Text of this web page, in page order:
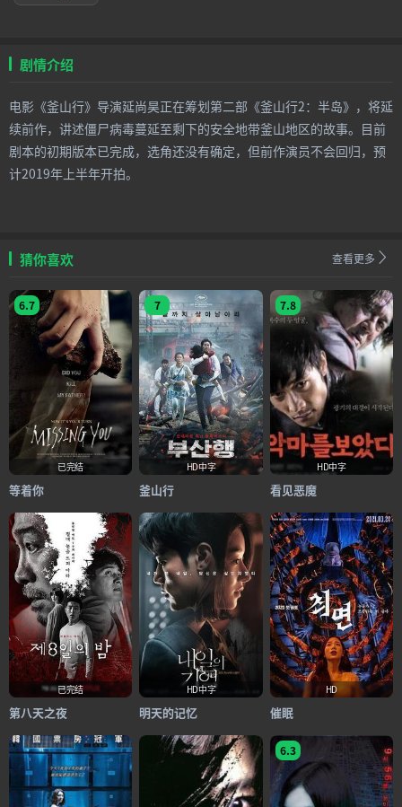
剧情介绍
电影《釜山行》导演延尚昊正在筹划第二部《釜山行2：半岛》，将延
续前作，讲述僵尸病毒蔓延至剩下的安全地带釜山地区的故事。目前
剧本的初期版本已完成，选角还没有确定，但前作演员不会回归，预
计2019年上半年开拍。
猜你喜欢 查看更多
6.7
已完结
等着你
7
HD中字
釜山行
7.8
HD中字
看见恶魔
已完结
第八天之夜
HD中字
明天的记忆
HD
催眠
6.3